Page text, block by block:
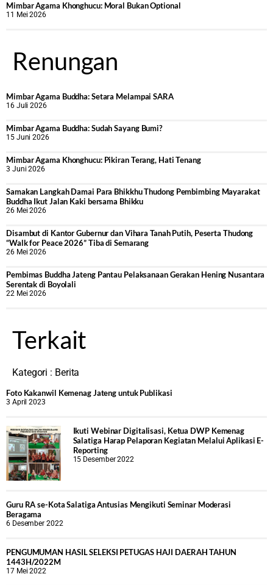
Mimbar Agama Khonghucu: Moral Bukan Optional
11 Mei 2026
Renungan
Mimbar Agama Buddha: Setara Melampai SARA
16 Juli 2026
Mimbar Agama Buddha: Sudah Sayang Bumi?
15 Juni 2026
Mimbar Agama Khonghucu: Pikiran Terang, Hati Tenang
3 Juni 2026
Samakan Langkah Damai Para Bhikkhu Thudong Pembimbing Mayarakat
Buddha Ikut Jalan Kaki bersama Bhikku
26 Mei 2026
Disambut di Kantor Gubernur dan Vihara Tanah Putih, Peserta Thudong
“Walk for Peace 2026” Tiba di Semarang
26 Mei 2026
‎Pembimas Buddha Jateng Pantau Pelaksanaan Gerakan Hening Nusantara
Serentak di Boyolali
22 Mei 2026
Terkait
Kategori : Berita
Foto Kakanwil Kemenag Jateng untuk Publikasi
3 April 2023
Ikuti Webinar Digitalisasi, Ketua DWP Kemenag
Salatiga Harap Pelaporan Kegiatan Melalui Aplikasi E-
Reporting
15 Desember 2022
Guru RA se-Kota Salatiga Antusias Mengikuti Seminar Moderasi
Beragama
6 Desember 2022
PENGUMUMAN HASIL SELEKSI PETUGAS HAJI DAERAH TAHUN
1443H/2022M
17 Mei 2022